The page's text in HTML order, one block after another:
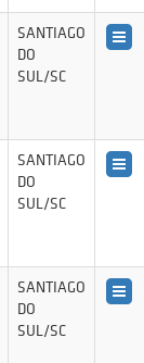
SANTIAGO
DO
SUL/SC
SANTIAGO
DO
SUL/SC
SANTIAGO
DO
SUL/SC